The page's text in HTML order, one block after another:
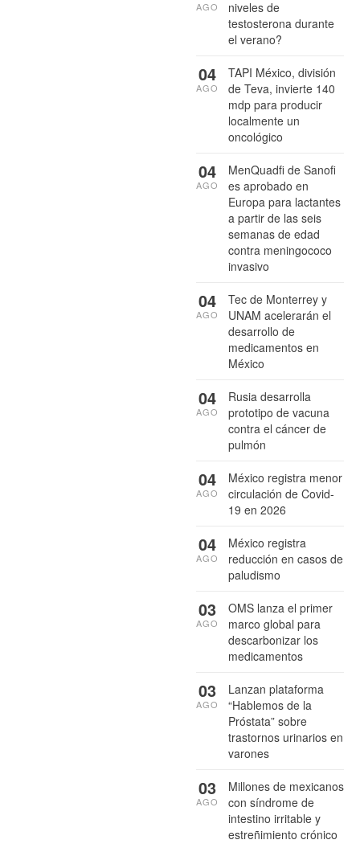
niveles de
testosterona durante
el verano?
AGO
TAPI México, división
de Teva, invierte 140
mdp para producir
localmente un
oncológico
04
AGO
MenQuadfi de Sanofi
es aprobado en
Europa para lactantes
a partir de las seis
semanas de edad
contra meningococo
invasivo
04
AGO
Tec de Monterrey y
UNAM acelerarán el
desarrollo de
medicamentos en
México
04
AGO
Rusia desarrolla
prototipo de vacuna
contra el cáncer de
pulmón
04
AGO
México registra menor
circulación de Covid-
19 en 2026
04
AGO
México registra
reducción en casos de
paludismo
04
AGO
OMS lanza el primer
marco global para
descarbonizar los
medicamentos
03
AGO
Lanzan plataforma
“Hablemos de la
Próstata” sobre
trastornos urinarios en
varones
03
AGO
Millones de mexicanos
con síndrome de
intestino irritable y
estreñimiento crónico
03
AGO